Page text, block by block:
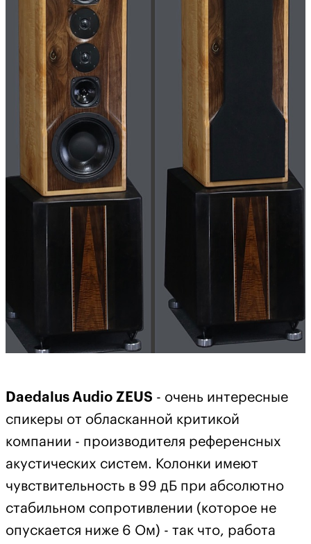
Daedalus Audio ZEUS - очень интересные
спикеры от обласканной критикой
компании - производителя референсных
акустических систем. Колонки имеют
чувствительность в 99 дБ при абсолютно
стабильном сопротивлении (которое не
опускается ниже 6 Ом) - так что, работа